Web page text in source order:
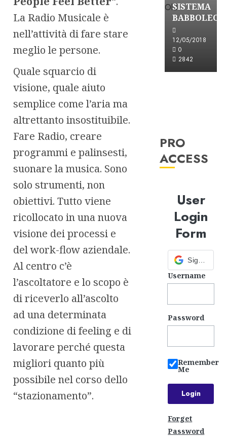
La Radio Musicale è
nell’attività di fare stare
meglio le persone.
Quale squarcio di
visione, quale aiuto
semplice come l’aria ma
altrettanto insostituibile.
Fare Radio, creare
programmi e palinsesti,
suonare la musica. Sono
solo strumenti, non
obiettivi. Tutto viene
ricollocato in una nuova
visione dei processi e
del work-flow aziendale.
Al centro c’è
l’ascoltatore e lo scopo è
di riceverlo all’ascolto
ad una determinata
condizione di feeling e di
lavorare perché questa
migliori quanto più
possibile nel corso dello
“stazionamento”.
SISTEMA
BABBOLEO
12/05/2018
0
2842
PRO
ACCESS
User
Login
Form
Username
Password
Remember
Me
Forget
Password